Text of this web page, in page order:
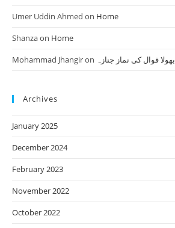
Umer Uddin Ahmed on Home
Shanzaon Home
Mohammad Jhangiron بھولا قوال کی نماز جنازہ
Archives
January 2025
December 2024
February 2023
November 2022
October 2022